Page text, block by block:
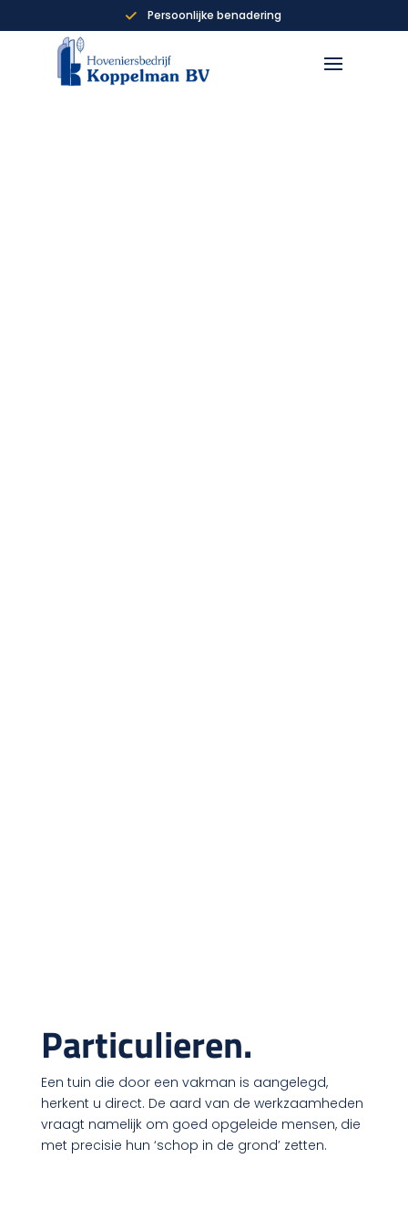
Persoonlijke benadering
Particulieren.
Een tuin die door een vakman is aangelegd,
herkent u direct. De aard van de werkzaamheden
vraagt namelijk om goed opgeleide mensen, die
met precisie hun ‘schop in de grond’ zetten.